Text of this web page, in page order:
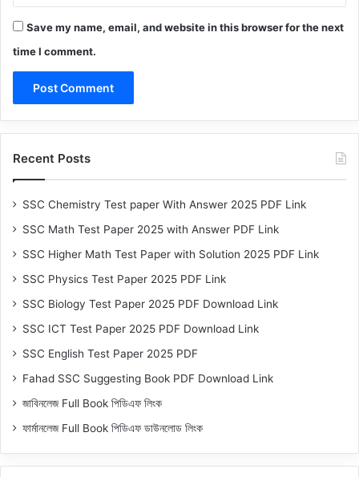
Save my name, email, and website in this browser for the next
time I comment.
Recent Posts
SSC Chemistry Test paper With Answer 2025 PDF Link
SSC Math Test Paper 2025 with Answer PDF Link
SSC Higher Math Test Paper with Solution 2025 PDF Link
SSC Physics Test Paper 2025 PDF Link
SSC Biology Test Paper 2025 PDF Download Link
SSC ICT Test Paper 2025 PDF Download Link
SSC English Test Paper 2025 PDF
Fahad SSC Suggesting Book PDF Download Link
জাবিনলেজ Full Book পিডিএফ লিংক
ফার্মানলেজ Full Book পিডিএফ ডাউনলোড লিংক